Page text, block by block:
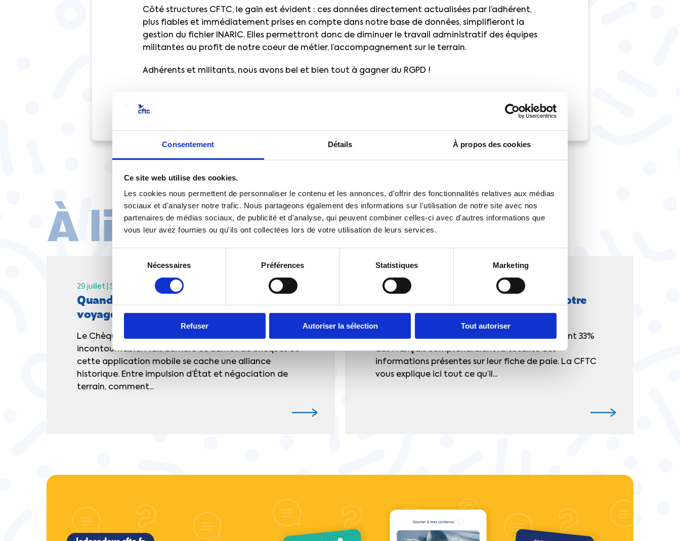
Consentement Détails À propos des cookies
Ce site web utilise des cookies.
Les cookies nous permettent de personnaliser le contenu et les annonces, d'offrir des fonctionnalités relatives aux médias
sociaux et d'analyser notre trafic. Nous partageons également des informations sur l'utilisation de notre site avec nos
partenaires de médias sociaux, de publicité et d'analyse, qui peuvent combiner celles-ci avec d'autres informations que
vous leur avez fournies ou qu'ils ont collectées lors de votre utilisation de leurs services.
consentement
Nécessaires Préférences Statistiques Marketing
Refuser Autoriser la sélection Tout autoriser
Côté structures CFTC, le gain est évident : ces données directement actualisées par l’adhérent,
plus fiables et immédiatement prises en compte dans notre base de données, simplifieront la
gestion du fichier INARIC. Elles permettront donc de diminuer le travail administratif des équipes
militantes au profit de notre coeur de métier, l’accompagnement sur le terrain.
Adhérents et militants, nous avons bel et bien tout à gagner du RGPD !
À lire aussi
29 juillet | Social Vie pratique
Quand syndicalisme et service public font
voyager le pouvoir d'achat
Le Chèque-Vacances est un acquis social
incontournable. Mais derrière ce carnet de chèques ou
cette application mobile se cache une alliance
historique. Entre impulsion d’État et négociation de
terrain, comment...
6 mai | Social
Comment bien lire et comprendre votre
fiche de paie?
Selon une étude Ipsos publiée en 2024, seulement 33%
des Français comprendraient la totalité des
informations présentes sur leur fiche de paie. La CFTC
vous explique ici tout ce qu’il...